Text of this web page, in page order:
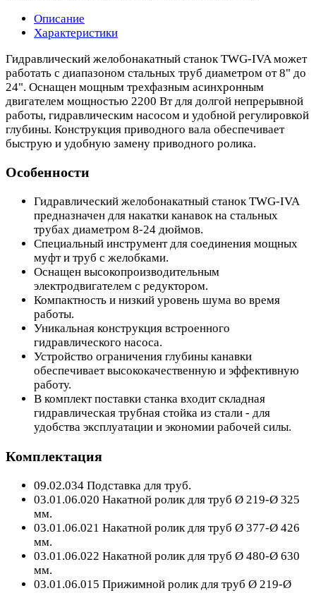
Описание
Характеристики
Гидравлический желобонакатный станок TWG-IVA может
работать с диапазоном стальных труб диаметром от 8" до
24". Оснащен мощным трехфазным асинхронным
двигателем мощностью 2200 Вт для долгой непрерывной
работы, гидравлическим насосом и удобной регулировкой
глубины. Конструкция приводного вала обеспечивает
быструю и удобную замену приводного ролика.
Особенности
Гидравлический желобонакатный станок TWG-IVA
предназначен для накатки канавок на стальных
трубах диаметром 8-24 дюймов.
Специальный инструмент для соединения мощных
муфт и труб с желобками.
Оснащен высокопроизводительным
электродвигателем с редуктором.
Компактность и низкий уровень шума во время
работы.
Уникальная конструкция встроенного
гидравлического насоса.
Устройство ограничения глубины канавки
обеспечивает высококачественную и эффективную
работу.
В комплект поставки станка входит складная
гидравлическая трубная стойка из стали - для
удобства эксплуатации и экономии рабочей силы.
Комплектация
09.02.034 Подставка для труб.
03.01.06.020 Накатной ролик для труб Ø 219-Ø 325
мм.
03.01.06.021 Накатной ролик для труб Ø 377-Ø 426
мм.
03.01.06.022 Накатной ролик для труб Ø 480-Ø 630
мм.
03.01.06.015 Прижимной ролик для труб Ø 219-Ø